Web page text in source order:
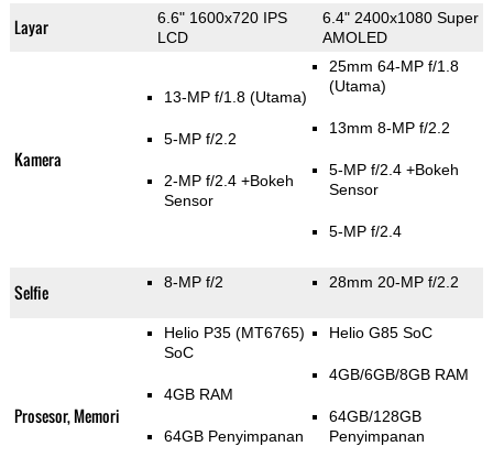
Layar
6.6" 1600x720 IPS
LCD
6.4" 2400x1080 Super
AMOLED
Kamera
13-MP f/1.8 (Utama)
5-MP f/2.2
2-MP f/2.4 +Bokeh
Sensor
25mm 64-MP f/1.8
(Utama)
13mm 8-MP f/2.2
5-MP f/2.4 +Bokeh
Sensor
5-MP f/2.4
Selfie 8-MP f/2 28mm 20-MP f/2.2
Prosesor, Memori
Helio P35 (MT6765)
SoC
4GB RAM
64GB Penyimpanan
Helio G85 SoC
4GB/6GB/8GB RAM
64GB/128GB
Penyimpanan